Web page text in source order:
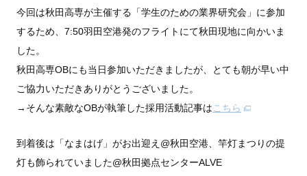
今回は秋田高専が主催する「学生のための業界研究会」に参加
するため、7:50羽田空港発のフライトにて秋田現地に向かいま
した。
秋田高専OBにも当日参加いただきましたが、とても朝が早い中
ご協力いただきありがとうございました。
→そんな素敵なOBが執筆した採用活動記事は こちら
到着後は「なまはげ」がお出迎え@秋田空港、竿灯まつりの提
灯も飾られていました@秋田拠点センターALVE